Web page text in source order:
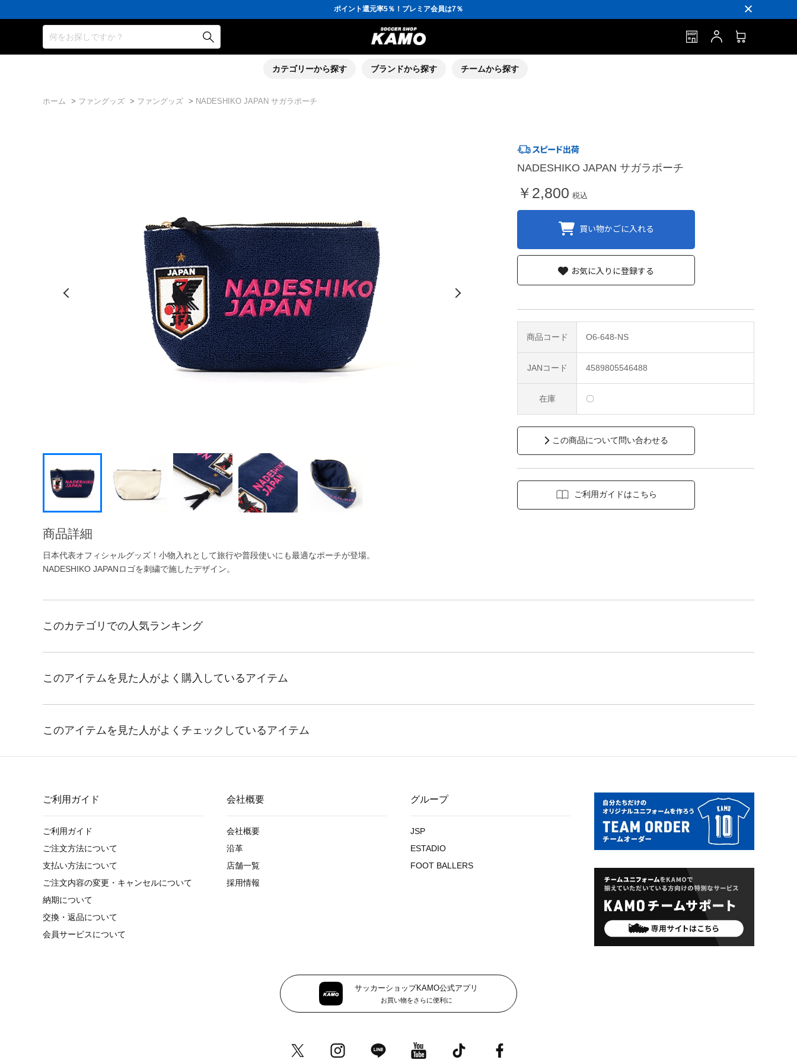
ポイント還元率5％！プレミア会員は7％
会員の方にはお誕生月に「10％OFFクーポン」プレゼント！
16,000円(税込)以上でシューズケースプレゼント！
3,300円(税込)以上で送料無料！
ポイント還元率5％！プレミア会員は7％
会員の方にはお誕生月に「10％OFFクーポン」プレゼント！
何をお探しですか？
カテゴリーから探す ブランドから探す チームから探す
ホーム > ファングッズ > ファングッズ > NADESHIKO JAPAN サガラポーチ
商品詳細
日本代表オフィシャルグッズ！小物入れとして旅行や普段使いにも最適なポーチが登場。
NADESHIKO JAPANロゴを刺繍で施したデザイン。
NADESHIKO JAPAN サガラポーチ
￥2,800 税込
買い物かごに入れる
商品コード O6-648-NS
JANコード 4589805546488
在庫 〇
この商品について問い合わせる
ご利用ガイドはこちら
お気に入りに登録する
ご利用ガイド
ご利用ガイド
ご注文方法について
支払い方法について
ご注文内容の変更・キャンセルについて
納期について
交換・返品について
会員サービスについて
会社概要
会社概要
沿革
店舗一覧
採用情報
グループ
JSP
ESTADIO
FOOT BALLERS
サッカーショップKAMO公式アプリ
お買い物をさらに便利に